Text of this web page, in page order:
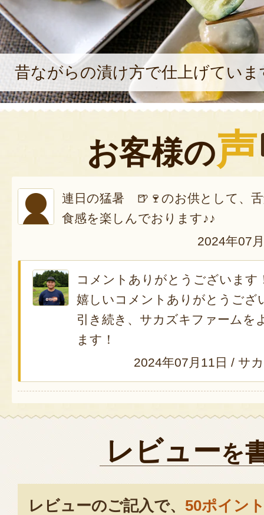
昔ながらの漬け方で仕上げていま
お客様の声
連日の猛暑 🍺🍷のお供として、
食感を楽しんでおります♪♪
2024年07
コメントありがとうございます
嬉しいコメントありがとうござ
引き続き、サカズキファームを
ます！
2024年07月11日 / サ
レビューを
レビューのご記入で、 50ポイン